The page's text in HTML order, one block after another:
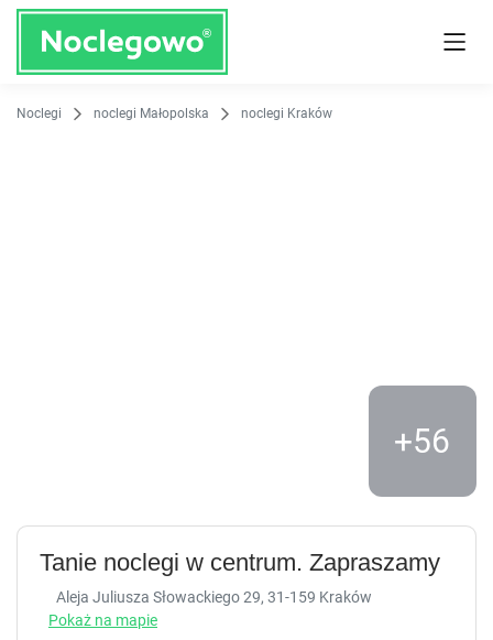
O obiekcie Cennik Udogodnienia Lokalizacja
Noclegi noclegi Małopolska noclegi Kraków
+56
Tanie noclegi w centrum. Zapraszamy
Aleja Juliusza Słowackiego 29 , 31-159 Kraków
Pokaż na mapie